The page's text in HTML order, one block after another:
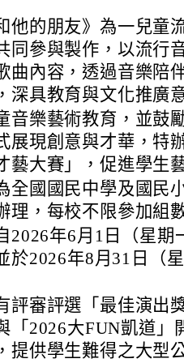
他的朋友》為一兒童
同參與製作，以流行
曲內容，透過音樂陪
深具教育與文化推廣
音樂藝術教育，並鼓
展現創意與才華，特
藝大賽」，促進學生
全國國民中學及國民
理，每校不限參加組
2026年6月1日（星期
於2026年8月31日（
評審評選「最佳演出
「2026大FUN凱道」
提供學生難得之大型